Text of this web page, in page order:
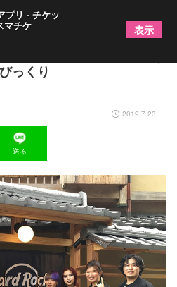
クカフェが誕生 千枚漬け
っくり
2019.7.23
送る
プリ - チケッ
マチケ 表示